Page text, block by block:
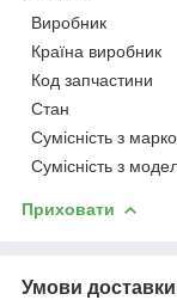
Виробник
Країна виробник
Код запчастини
Стан
Сумісність з
Сумісність з
Приховати
Умови доставки